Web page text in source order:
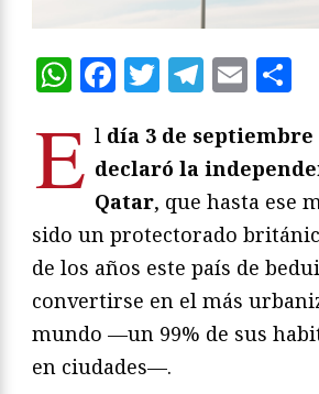
WhatsApp
Facebook
Twitter
E l día 3 de septiembre
declaró la
Qatar, que hasta ese
sido un protectorado
de los años este país de
convertirse en el más
mundo —un 99% de sus
en ciudades—.